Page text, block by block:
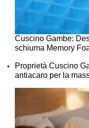
Cuscino Gambe:
schiuma Memory
Proprietà Cuscino
antiacaro per la